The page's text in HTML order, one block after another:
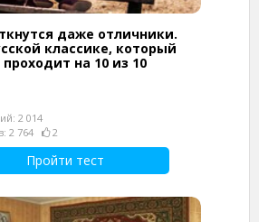
даже отличники.
классике, который
на 10 из 10
2 014
2 764
2
Пройти тест